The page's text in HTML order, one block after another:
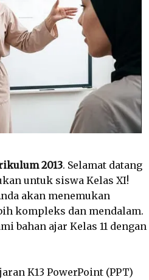
2013. Selamat datang
untuk siswa Kelas XI!
akan menemukan
kompleks dan mendalam.
bahan ajar Kelas 11 dengan
K13 PowerPoint (PPT)